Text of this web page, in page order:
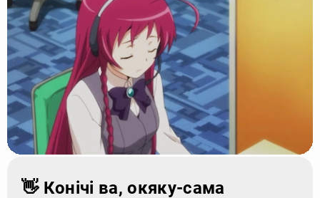
👋 Конічі ва, окяку-сама